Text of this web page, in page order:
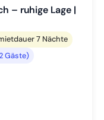
– ruhige Lage |
7 Nächte
Gäste)